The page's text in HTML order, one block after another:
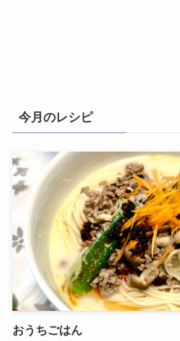
今月のレシピ
おうちごはん